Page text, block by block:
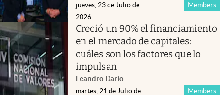
Members
jueves, 23 de Julio de
2026
Creció un 90% el financiamiento
en el mercado de capitales:
cuáles son los factores que lo
impulsan
Leandro Dario
Members
martes, 21 de Julio de